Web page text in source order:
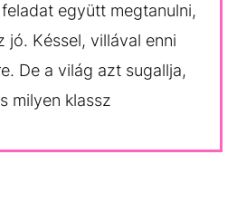
együtt megtanulni,
jó. Késsel, villával enni
De a világ azt sugallja,
milyen klassz